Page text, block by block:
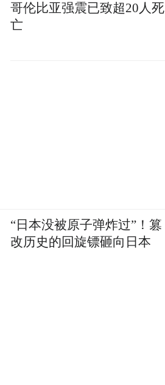
哥伦比亚强震已致超20人死
亡
“日本没被原子弹炸过”！篡
改历史的回旋镖砸向日本